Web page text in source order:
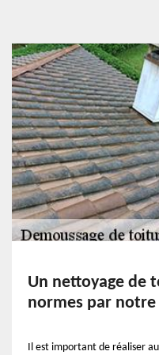
Un nettoyage de
normes par
Il est important de réaliser